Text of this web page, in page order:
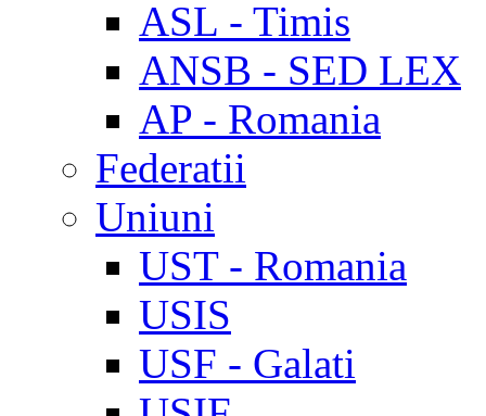
ASL - Timis
ANSB - SED LEX
AP - Romania
Federatii
Uniuni
UST - Romania
USIS
USF - Galati